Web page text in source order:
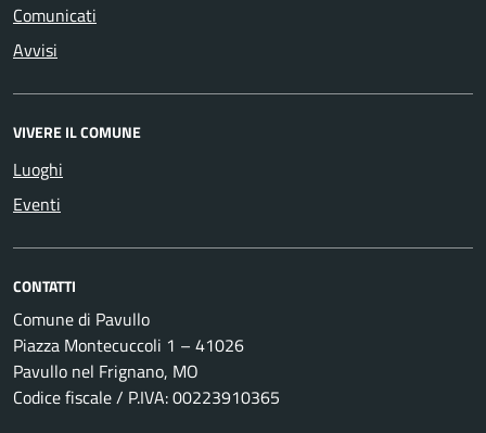
Comunicati
Avvisi
VIVERE IL COMUNE
Luoghi
Eventi
CONTATTI
Comune di Pavullo
Piazza Montecuccoli 1 – 41026
Pavullo nel Frignano, MO
Codice fiscale / P.IVA: 00223910365